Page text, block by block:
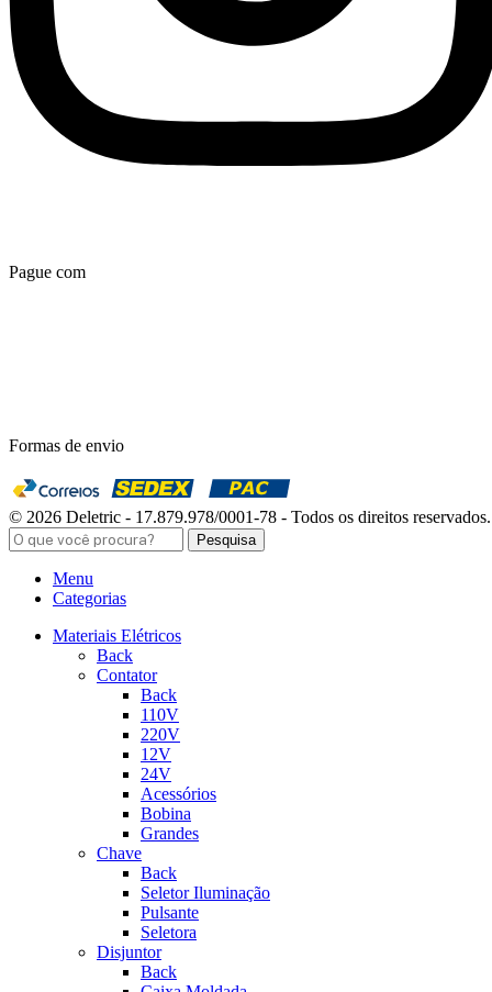
Pague com
Formas de envio
© 2026 Deletric - 17.879.978/0001-78 - Todos os direitos reservados.
Pesquisa
Menu
Categorias
Materiais Elétricos
Back
Contator
Back
110V
220V
12V
24V
Acessórios
Bobina
Grandes
Chave
Back
Seletor Iluminação
Pulsante
Seletora
Disjuntor
Back